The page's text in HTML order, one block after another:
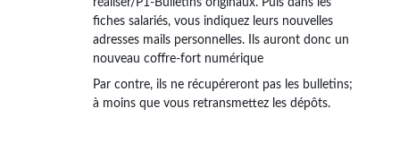
réaliser/P1-Bulletins originaux. Puis dans les
fiches salariés, vous indiquez leurs nouvelles
adresses mails personnelles. Ils auront donc un
nouveau coffre-fort numérique
Par contre, ils ne récupéreront pas les bulletins;
à moins que vous retransmettez les dépôts.